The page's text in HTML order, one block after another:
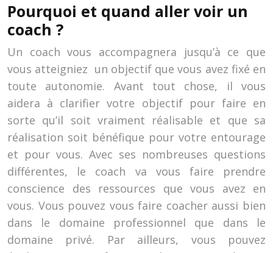
Pourquoi et quand aller voir un
coach ?
Un coach vous accompagnera jusqu’à ce que
vous atteigniez un objectif que vous avez fixé en
toute autonomie. Avant tout chose, il vous
aidera à clarifier votre objectif pour faire en
sorte qu’il soit vraiment réalisable et que sa
réalisation soit bénéfique pour votre entourage
et pour vous. Avec ses nombreuses questions
différentes, le coach va vous faire prendre
conscience des ressources que vous avez en
vous. Vous pouvez vous faire coacher aussi bien
dans le domaine professionnel que dans le
domaine privé. Par ailleurs, vous pouvez